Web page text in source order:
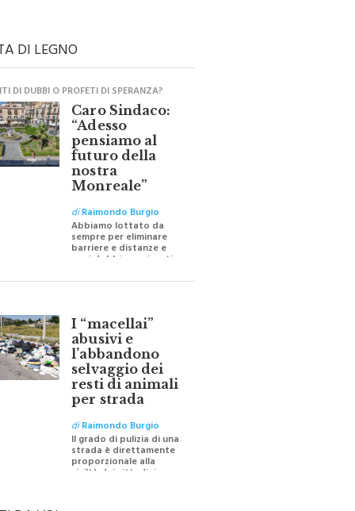
DI LEGNO
DI DUBBI O PROFETI DI SPERANZA?
Caro Sindaco:
“Adesso
pensiamo al
futuro della
nostra
Monreale”
diRaimondo Burgio
Abbiamo lottato da
sempre per eliminare
barriere e distanze e
per ricostruire certezze
I “macellai”
abusivi e
l’abbandono
selvaggio dei
resti di animali
per strada
diRaimondo Burgio
Il grado di pulizia di una
strada è direttamente
proporzionale alla